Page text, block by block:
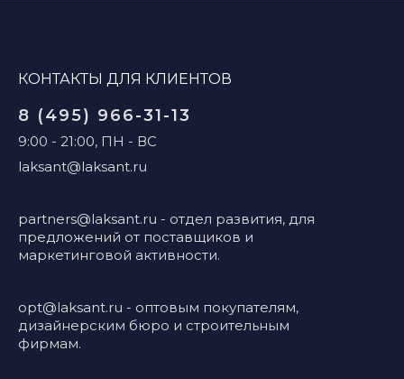
КОНТАКТЫ ДЛЯ КЛИЕНТОВ
8 (495) 966-31-13
9:00 - 21:00, ПН - ВС
laksant@laksant.ru
partners@laksant.ru - отдел развития, для
предложений от поставщиков и
маркетинговой активности.
opt@laksant.ru - оптовым покупателям,
дизайнерским бюро и строительным
фирмам.